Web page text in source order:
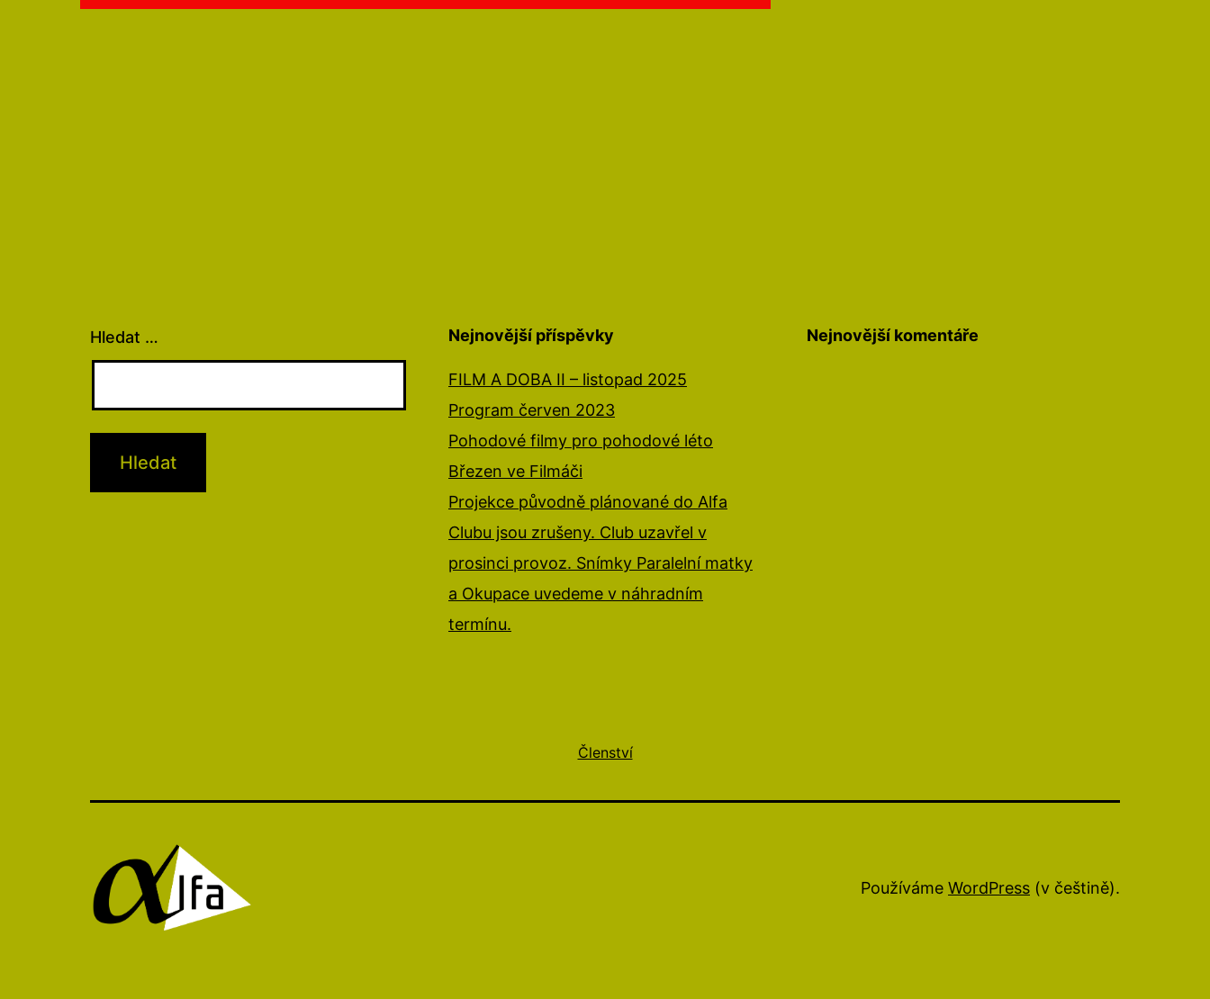
Hledat … Nejnovější příspěvky
FILM A DOBA II – listopad 2025
Program červen 2023
Pohodové filmy pro pohodové léto
Březen ve Filmáči
Projekce původně plánované do Alfa
Clubu jsou zrušeny. Club uzavřel v
prosinci provoz. Snímky Paralelní matky
a Okupace uvedeme v náhradním
termínu.
Nejnovější komentáře
Členství
Používáme WordPress (v češtině).